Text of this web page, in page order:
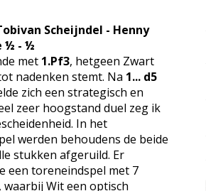
Scheijndel - Henny
½ - ½
met 1.Pf3, hetgeen Zwart
nadenken stemt. Na 1... d5
zich een strategisch en
zeer hoogstand duel zeg ik
In het
werden behoudens de beide
stukken afgeruild. Er
een toreneindspel met 7
waarbij Wit een optisch